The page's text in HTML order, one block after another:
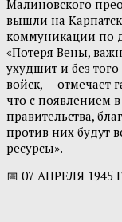
Малиновского
вышли на
коммуникации по
«Потеря Вены,
ухудшит и без
войск, — отмечает
что с появлением
правительства,
против них будут
ресурсы».
📅 07 АПРЕЛЯ 1945